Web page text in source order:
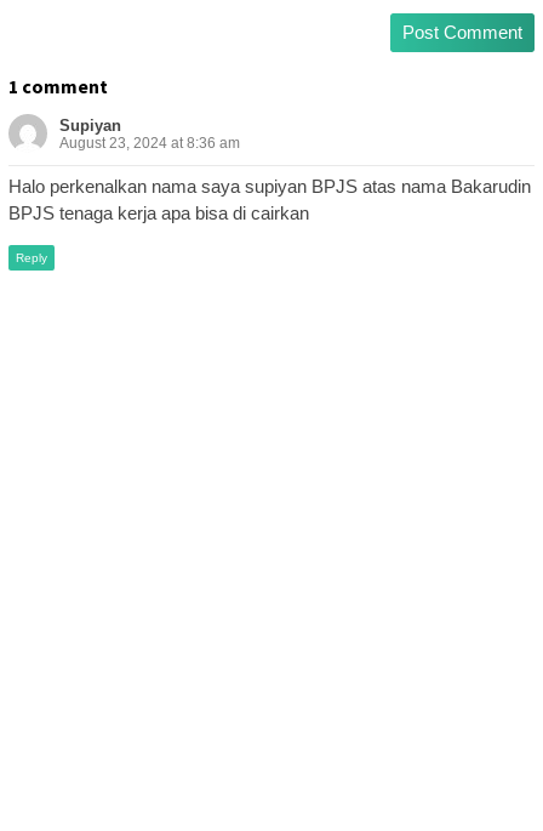
1 comment
Supiyan
August 23, 2024 at 8:36 am
Halo perkenalkan nama saya supiyan BPJS atas nama Bakarudin
BPJS tenaga kerja apa bisa di cairkan
Reply